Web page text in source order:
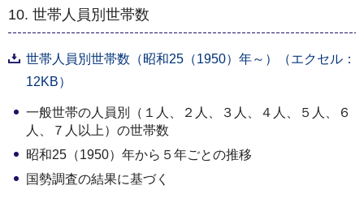
10. 世帯人員別世帯数
世帯人員別世帯数（昭和25（1950）年～）（エクセル：
12KB）
一般世帯の人員別（１人、２人、３人、４人、５人、６
人、７人以上）の世帯数
昭和25（1950）年から５年ごとの推移
国勢調査の結果に基づく